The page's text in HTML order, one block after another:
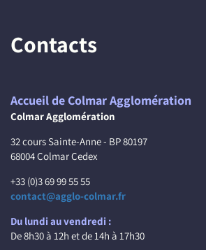
Contacts
Accueil de Colmar Agglomération
Colmar Agglomération
32 cours Sainte-Anne - BP 80197
68004 Colmar Cedex
+33 (0)3 69 99 55 55
contact@agglo-colmar.fr
Du lundi au vendredi :
De 8h30 à 12h et de 14h à 17h30